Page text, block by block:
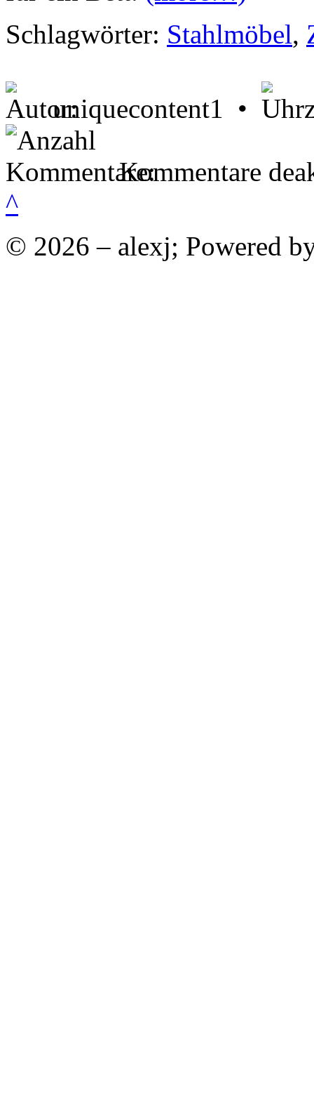
Schlagwörter: Stahlmöbel,
uniquecontent1 •
Kommentare
^
© 2026 – alexj; Powered